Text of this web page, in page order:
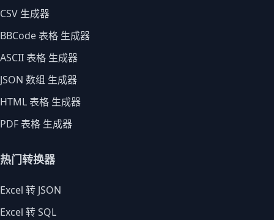
CSV 生成器
BBCode 表格 生成器
ASCII 表格 生成器
JSON 数组 生成器
HTML 表格 生成器
PDF 表格 生成器
热门转换器
Excel 转 JSON
Excel 转 SQL